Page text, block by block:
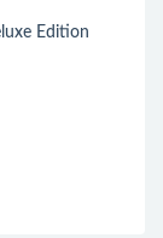
Edition